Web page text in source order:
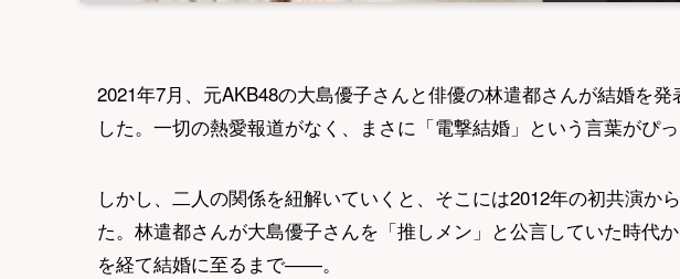
2021年7月、元AKB48の大島優子さんと俳優の林遣都さんが結婚を
した。一切の熱愛報道がなく、まさに「電撃結婚」という言葉がぴ
しかし、二人の関係を紐解いていくと、そこには2012年の初共演か
た。林遣都さんが大島優子さんを「推しメン」と公言していた時代
を経て結婚に至るまで――。